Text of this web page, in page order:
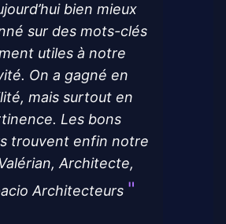
bien mieux
sur des mots-clés
utiles à notre
On a gagné en
mais surtout en
Les bons
trouvent enfin notre
Architecte,
Architecteurs